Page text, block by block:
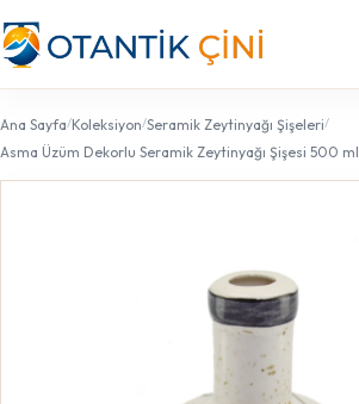
Ana Sayfa/Koleksiyon/Seramik Zeytinyağı Şişeleri/
Asma Üzüm Dekorlu Seramik Zeytinyağı Şişesi 500 ml